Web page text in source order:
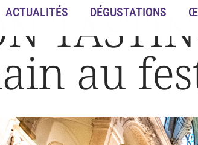
ACTUALITÉS DÉGUSTATIONS
au